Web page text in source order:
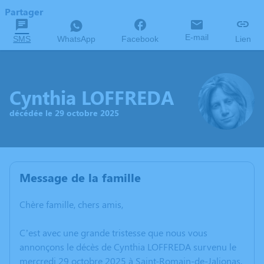
Partager
SMS WhatsApp Facebook E-mail Lien
Cynthia LOFFREDA
décédée le 29 octobre 2025
Message de la famille
Chère famille, chers amis,
C’est avec une grande tristesse que nous vous
annonçons le décès de Cynthia LOFFREDA survenu le
mercredi 29 octobre 2025 à Saint-Romain-de-Jalionas.